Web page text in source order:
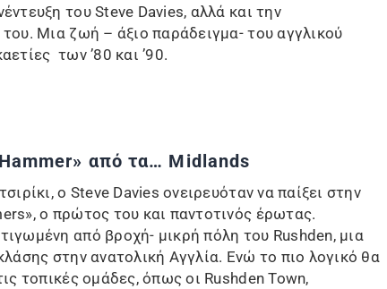
του Steve Davies, αλλά και την
Μια ζωή – άξιο παράδειγμα- του αγγλικού
των ’80 και ’90.
από τα… Midlands
ο Steve Davies ονειρευόταν να παίξει στην
ο πρώτος του και παντοτινός έρωτας.
από βροχή- μικρή πόλη του Rushden, μια
στην ανατολική Αγγλία. Ενώ το πιο λογικό θα
τοπικές ομάδες, όπως οι Rushden Town,